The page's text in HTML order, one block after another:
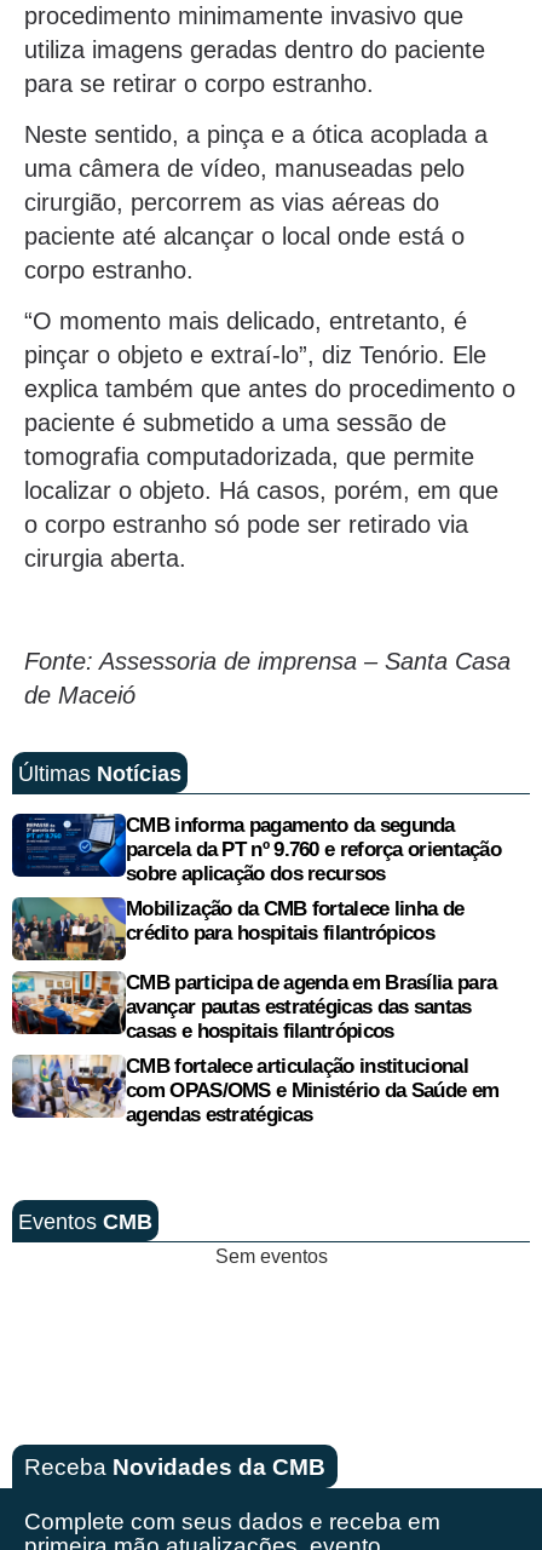
procedimento minimamente invasivo que
utiliza imagens geradas dentro do paciente
para se retirar o corpo estranho.
Neste sentido, a pinça e a ótica acoplada a
uma câmera de vídeo, manuseadas pelo
cirurgião, percorrem as vias aéreas do
paciente até alcançar o local onde está o
corpo estranho.
“O momento mais delicado, entretanto, é
pinçar o objeto e extraí-lo”, diz Tenório. Ele
explica também que antes do procedimento o
paciente é submetido a uma sessão de
tomografia computadorizada, que permite
localizar o objeto. Há casos, porém, em que
o corpo estranho só pode ser retirado via
cirurgia aberta.
Fonte: Assessoria de imprensa – Santa Casa
de Maceió
Últimas Notícias
CMB informa pagamento da segunda
parcela da PT nº 9.760 e reforça orientação
sobre aplicação dos recursos
Mobilização da CMB fortalece linha de
crédito para hospitais filantrópicos
CMB participa de agenda em Brasília para
avançar pautas estratégicas das santas
casas e hospitais filantrópicos
CMB fortalece articulação institucional
com OPAS/OMS e Ministério da Saúde em
agendas estratégicas
Eventos CMB
Sem eventos
Receba Novidades da CMB
Complete com seus dados e receba em